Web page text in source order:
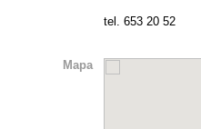
tel. 653 20 52
Mapa